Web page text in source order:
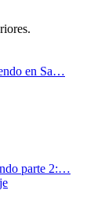
en Sa…
parte 2:…